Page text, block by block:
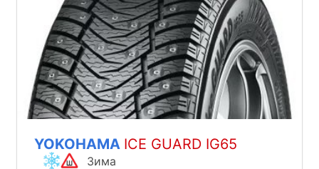
YOKOHAMA ICE GUARD IG65
Зима